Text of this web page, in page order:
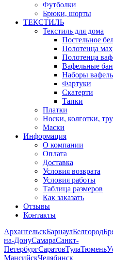
Футболки
Брюки, шорты
ТЕКСТИЛЬ
Текстиль для дома
Постельное
Полотенца
Полотенца
Вафельные
Наборы
Фартуки
Скатерти
Тапки
Платки
Носки, колготки,
Маски
Информация
О компании
Оплата
Доставка
Условия возврата
Условия работы
Таблица размеров
Как заказать
Отзывы
Контакты
АрхангельскБарнаулБелгород
на-ДонуСамараСанкт-
ПетербургСаратовТулаТюмень
МансийскЧелябинск